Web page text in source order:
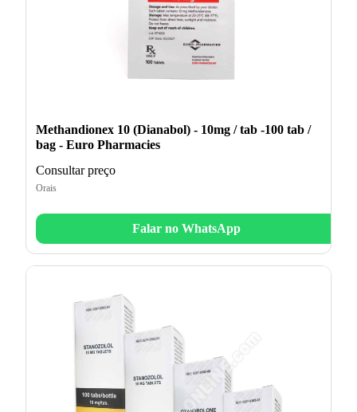
Methandionex 10 (Dianabol) - 10mg / tab -100 tab /
bag - Euro Pharmacies
Consultar preço
Orais
Falar no WhatsApp